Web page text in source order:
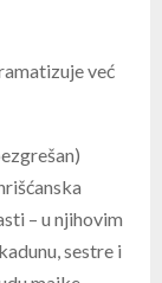
već
– u njihovim
sestre i